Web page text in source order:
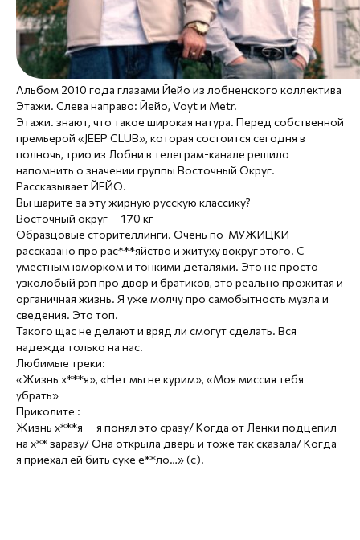
Альбом 2010 года глазами Йейо из лобненского коллектива
Этажи. Слева направо: Йейо, Voyt и Metr.
Этажи. знают, что такое широкая натура. Перед собственной
премьерой «JEEP CLUB», которая состоится сегодня в
полночь, трио из Лобни в телеграм-канале решило
напомнить о значении группы Восточный Округ.
Рассказывает ЙЕЙО.
Вы шарите за эту жирную русскую классику?
Восточный округ — 170 кг
Образцовые сторителлинги. Очень по-МУЖИЦКИ
рассказано про раc***яйство и житуху вокруг этого. С
уместным юморком и тонкими деталями. Это не просто
узколобый рэп про двор и братиков, это реально прожитая и
органичная жизнь. Я уже молчу про самобытность музла и
сведения. Это топ.
Такого щас не делают и вряд ли смогут сделать. Вся
надежда только на нас.
Любимые треки:
«Жизнь х***я», «Нет мы не курим», «Моя миссия тебя
убрать»
Приколите :
Жизнь х***я — я понял это сразу/ Когда от Ленки подцепил
на х** заразу/ Она открыла дверь и тоже так сказала/ Когда
я приехал ей бить суке e**ло…» (с).